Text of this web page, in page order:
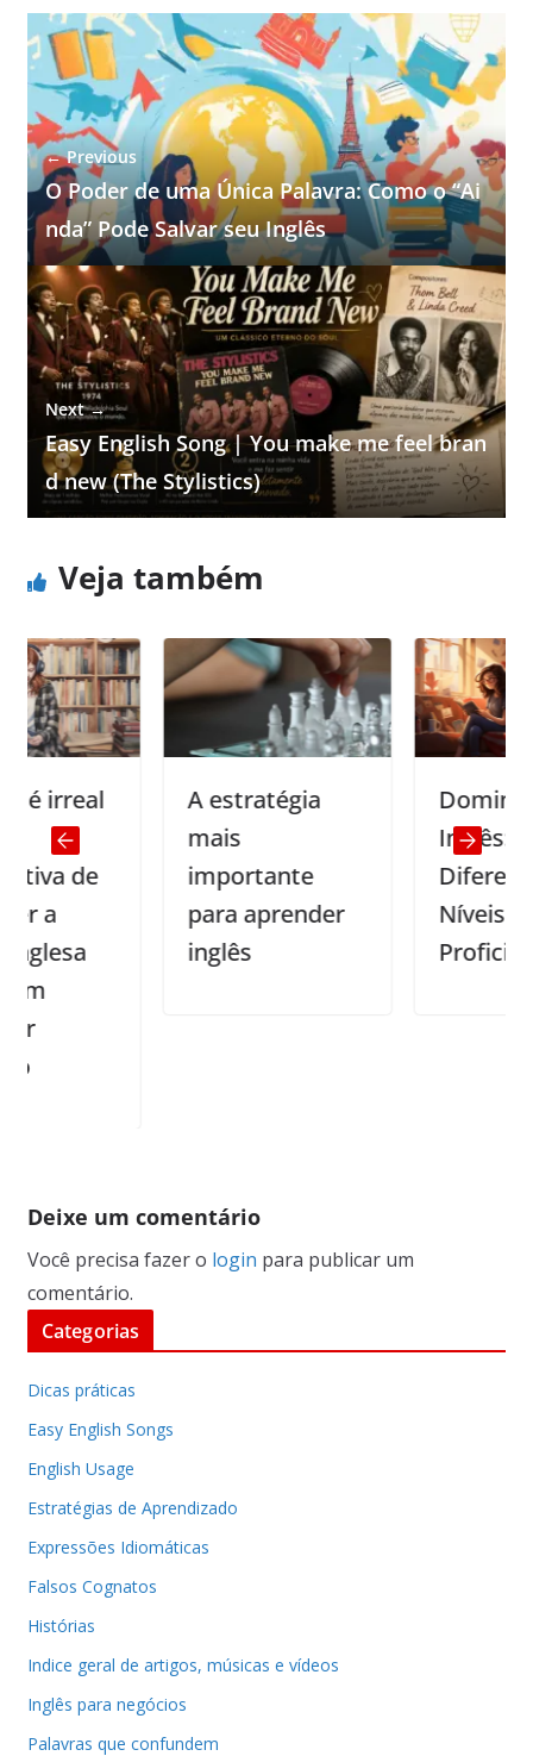
← Previous
O Poder de uma Única Palavra: Como o “Ai
nda” Pode Salvar seu Inglês
Next →
Easy English Song | You make me feel bran
d new (The Stylistics)
Veja também
A estratégia
importante
para aprender
Dominando o
Inglês: Os
Diferentes
Níveis de
Proficiência
Deixe um comentário
Você precisa fazer o login para publicar um
comentário.
Categorias
Dicas práticas
Easy English Songs
English Usage
Estratégias de Aprendizado
Expressões Idiomáticas
Falsos Cognatos
Histórias
Indice geral de artigos, músicas e vídeos
Inglês para negócios
Palavras que confundem